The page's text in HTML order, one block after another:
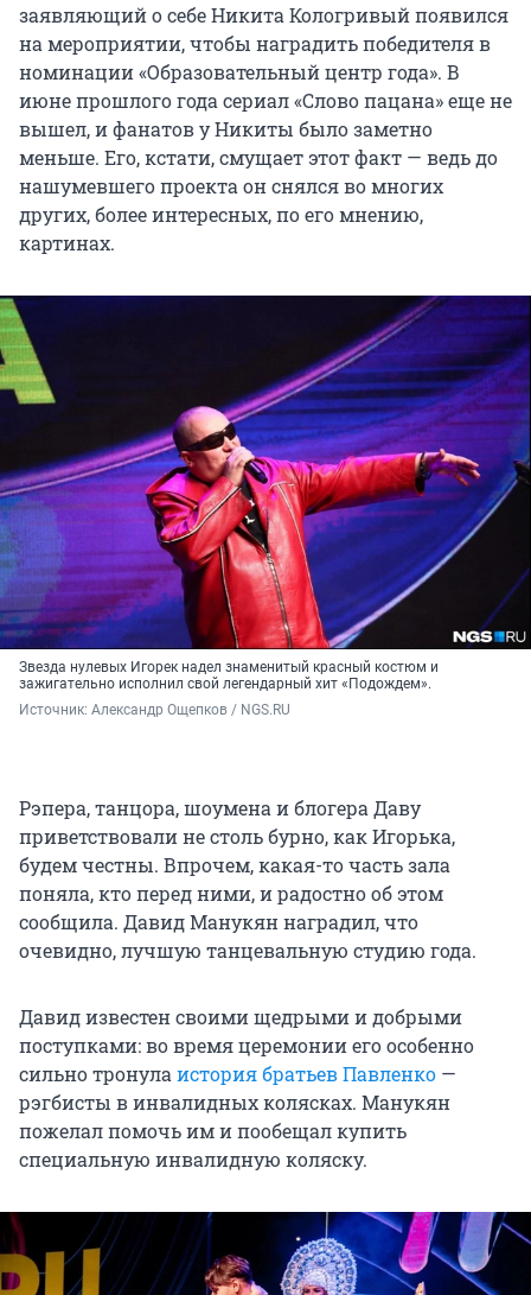
заявляющий о себе Никита Кологривый появился
на мероприятии, чтобы наградить победителя в
номинации «Образовательный центр года». В
июне прошлого года сериал «Слово пацана» еще не
вышел, и фанатов у Никиты было заметно
меньше. Его, кстати, смущает этот факт — ведь до
нашумевшего проекта он снялся во многих
других, более интересных, по его мнению,
картинах.
Звезда нулевых Игорек надел знаменитый красный костюм и
зажигательно исполнил свой легендарный хит «Подождем».
Источник: Александр Ощепков / NGS.RU
Рэпера, танцора, шоумена и блогера Даву
приветствовали не столь бурно, как Игорька,
будем честны. Впрочем, какая-то часть зала
поняла, кто перед ними, и радостно об этом
сообщила. Давид Манукян наградил, что
очевидно, лучшую танцевальную студию года.
Давид известен своими щедрыми и добрыми
поступками: во время церемонии его особенно
сильно тронула история братьев Павленко —
рэгбисты в инвалидных колясках. Манукян
пожелал помочь им и пообещал купить
специальную инвалидную коляску.